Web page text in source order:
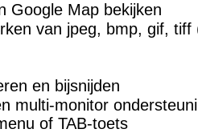
Google Map bekijken
van jpeg, bmp, gif,
en bijsnijden
multi-monitor
of TAB-toets